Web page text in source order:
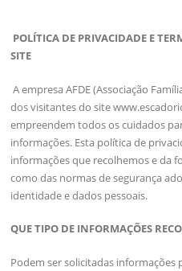
POLÍTICA DE PRIVACIDADE E
SITE
A empresa AFDE (Associação
dos visitantes do site
empreendem todos os cuidados
informações. Esta política de
informações que recolhemos e da
como das normas de segurança
identidade e dados pessoais.
QUE TIPO DE INFORMAÇÕES
Podem ser solicitadas informações